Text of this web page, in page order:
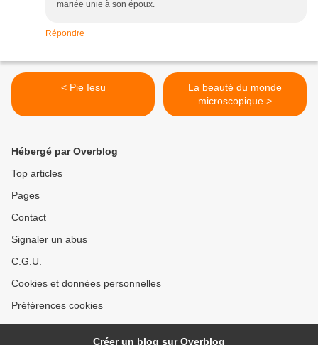
mariée unie à son époux.
Répondre
< Pie Iesu
La beauté du monde
microscopique >
Hébergé par Overblog
Top articles
Pages
Contact
Signaler un abus
C.G.U.
Cookies et données personnelles
Préférences cookies
Créer un blog sur Overblog